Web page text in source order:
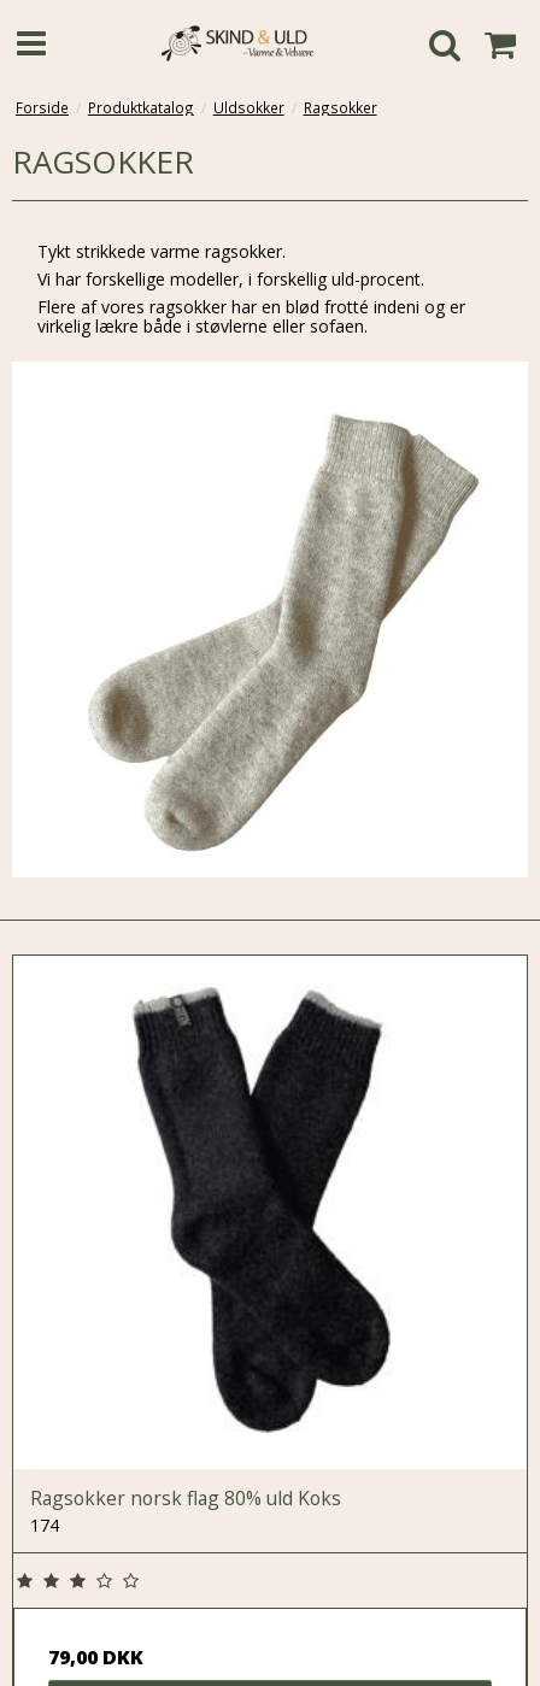
Forside / Produktkatalog / Uldsokker / Ragsokker
RAGSOKKER
Tykt strikkede varme ragsokker.
Vi har forskellige modeller, i forskellig uld-procent.
Flere af vores ragsokker har en blød frotté indeni og er
virkelig lækre både i støvlerne eller sofaen.
Ragsokker norsk flag 80% uld Koks
174
79,00 DKK